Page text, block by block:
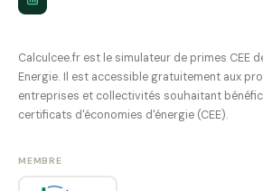
Calculcee.fr est le simulateur de primes CEE
Energie. Il est accessible gratuitement aux
entreprises et collectivités souhaitant
certificats d'économies d'énergie (CEE).
MEMBRE